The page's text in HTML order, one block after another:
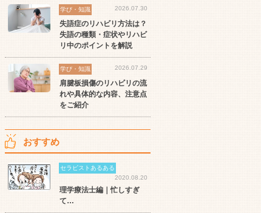
学び・知識 2026.07.30
失語症のリハビリ方法は？
失語の種類・症状やリハビ
リ中のポイントを解説
学び・知識 2026.07.29
肩腱板損傷のリハビリの流
れや具体的な内容、注意点
をご紹介
おすすめ
セラピストあるある
2020.08.20
理学療法士編｜忙しすぎ
て…